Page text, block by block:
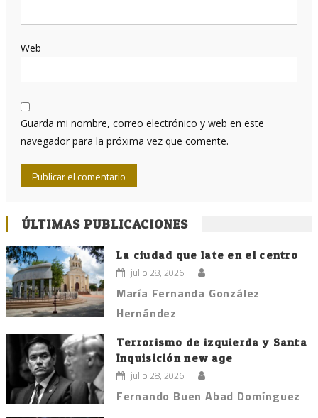
Web
Guarda mi nombre, correo electrónico y web en este
navegador para la próxima vez que comente.
ÚLTIMAS PUBLICACIONES
La ciudad que late en el centro
julio 28, 2026
María Fernanda González
Hernández
Terrorismo de izquierda y Santa
Inquisición new age
julio 28, 2026
Fernando Buen Abad Domínguez